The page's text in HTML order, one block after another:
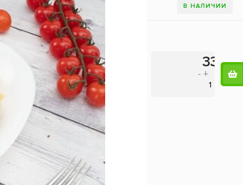
В НАЛИЧИИ
-
335
+